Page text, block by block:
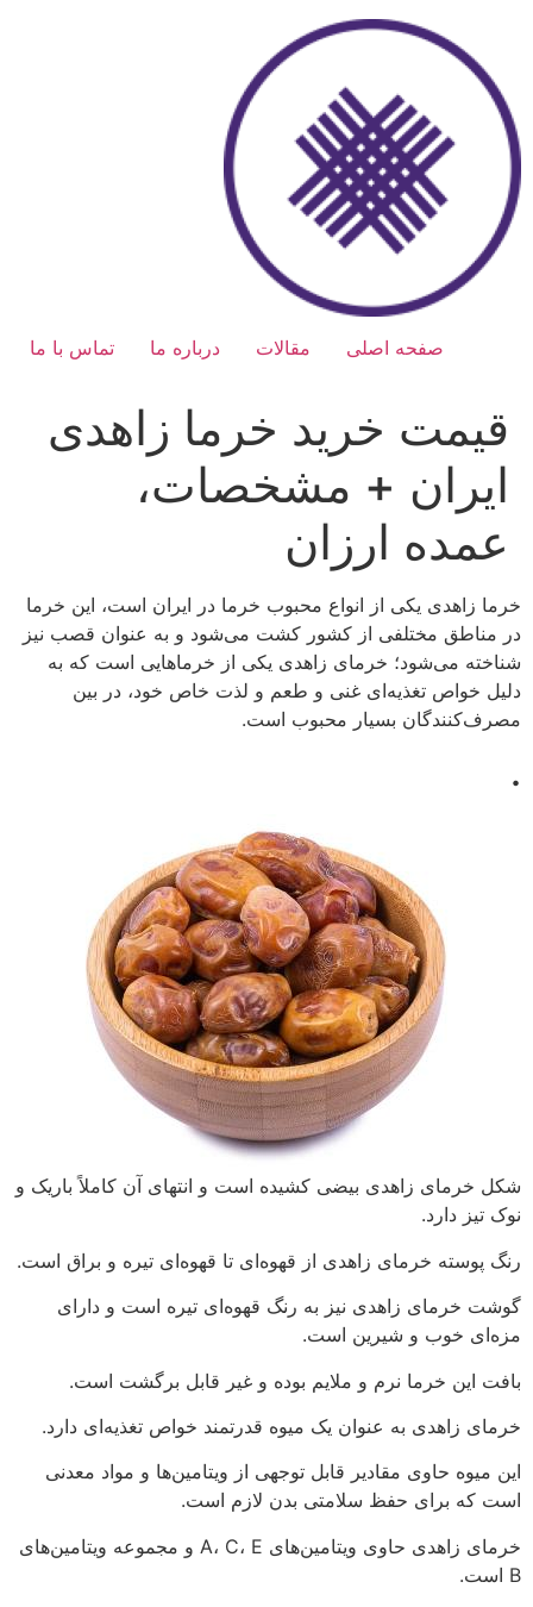
صفحه اصلی مقالات درباره ما تماس با ما
قیمت خرید خرما زاهدی
ایران + مشخصات،
عمده ارزان
خرما زاهدی یکی از انواع محبوب خرما در ایران است، این خرما
در مناطق مختلفی از کشور کشت می‌شود و به عنوان قصب نیز
شناخته می‌شود؛ خرمای زاهدی یکی از خرماهایی است که به
دلیل خواص تغذیه‌ای غنی و طعم و لذت خاص خود، در بین
مصرف‌کنندگان بسیار محبوب است.
.
شکل خرمای زاهدی بیضی کشیده است و انتهای آن کاملاً باریک و
نوک تیز دارد.
رنگ پوسته خرمای زاهدی از قهوه‌ای تا قهوه‌ای تیره و براق است.
گوشت خرمای زاهدی نیز به رنگ قهوه‌ای تیره است و دارای
مزه‌ای خوب و شیرین است.
بافت این خرما نرم و ملایم بوده و غیر قابل برگشت است.
خرمای زاهدی به عنوان یک میوه قدرتمند خواص تغذیه‌ای دارد.
این میوه حاوی مقادیر قابل توجهی از ویتامین‌ها و مواد معدنی
است که برای حفظ سلامتی بدن لازم است.
خرمای زاهدی حاوی ویتامین‌های A، C، E و مجموعه ویتامین‌های
B است.